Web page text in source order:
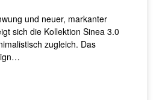
und neuer, markanter
sich die Kollektion Sinea 3.0
zugleich. Das